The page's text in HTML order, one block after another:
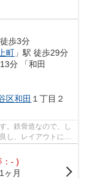
徒歩3分
町 」駅 徒歩29分
分 「和田
区和田 １丁目２
。鉄骨造なので、し
し、レイアウトにも
：- )
1ヶ月